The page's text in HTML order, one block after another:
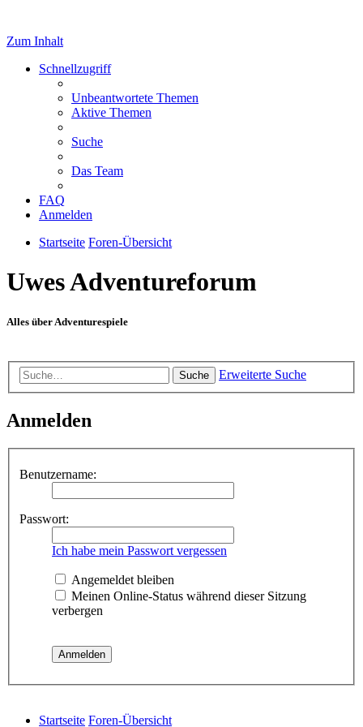
Zum Inhalt
Schnellzugriff
Unbeantwortete Themen
Aktive Themen
Suche
Das Team
FAQ
Anmelden
Startseite Foren-Übersicht
Uwes Adventureforum
Alles über Adventurespiele
Suche Erweiterte Suche
Anmelden
Benutzername:
Passwort:
Ich habe mein Passwort vergessen
Angemeldet bleiben
Meinen Online-Status während dieser Sitzung
verbergen
Startseite Foren-Übersicht